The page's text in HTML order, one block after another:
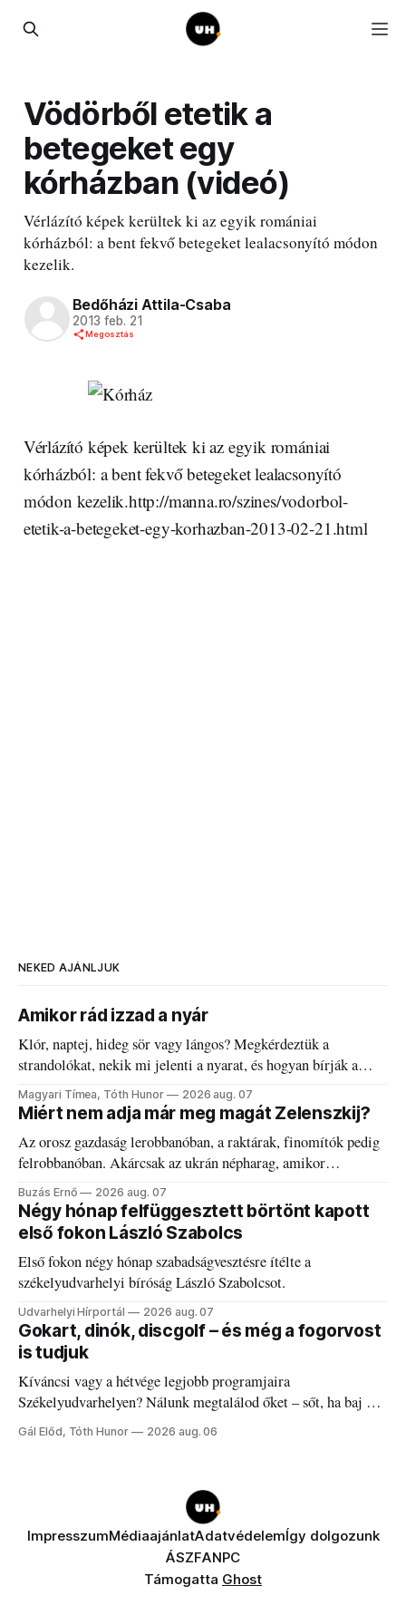
Vödörből etetik a
betegeket egy
kórházban (videó)
Vérlázító képek kerültek ki az egyik romániai
kórházból: a bent fekvő betegeket lealacsonyító módon
kezelik.
Bedőházi Attila-Csaba
2013 feb. 21
Megosztás
Vérlázító képek kerültek ki az egyik romániai
kórházból: a bent fekvő betegeket lealacsonyító
módon kezelik.http://manna.ro/szines/vodorbol-
etetik-a-betegeket-egy-korhazban-2013-02-21.html
NEKED AJÁNLJUK
Amikor rád izzad a nyár
Klór, naptej, hideg sör vagy lángos? Megkérdeztük a
strandolókat, nekik mi jelenti a nyarat, és hogyan bírják a
kánikulát.
Magyari Tímea, Tóth Hunor 2026 aug. 07
Miért nem adja már meg magát Zelenszkij?
Az orosz gazdaság lerobbanóban, a raktárak, finomítók pedig
felrobbanóban. Akárcsak az ukrán népharag, amikor
elégedetlen vezetőivel.
Buzás Ernő 2026 aug. 07
Négy hónap felfüggesztett börtönt kapott
első fokon László Szabolcs
Első fokon négy hónap szabadságvesztésre ítélte a
székelyudvarhelyi bíróság László Szabolcsot.
Udvarhelyi Hírportál 2026 aug. 07
Gokart, dinók, discgolf – és még a fogorvost
is tudjuk
Kíváncsi vagy a hétvége legjobb programjaira
Székelyudvarhelyen? Nálunk megtalálod őket – sőt, ha baj van
a fogaddal, a fogorvosi ügyeletet is!
Gál Előd, Tóth Hunor 2026 aug. 06
ImpresszumMédiaajánlatAdatvédelemÍgy dolgozunk
ÁSZFANPC
Támogatta Ghost